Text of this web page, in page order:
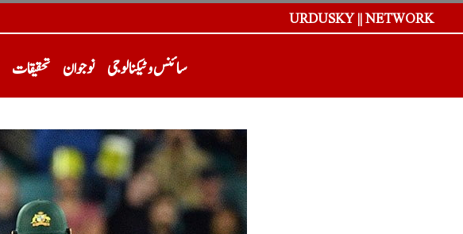
URDUSKY || NETWORK
تحقیقات نوجوان سائنس و ٹیکنالوجی